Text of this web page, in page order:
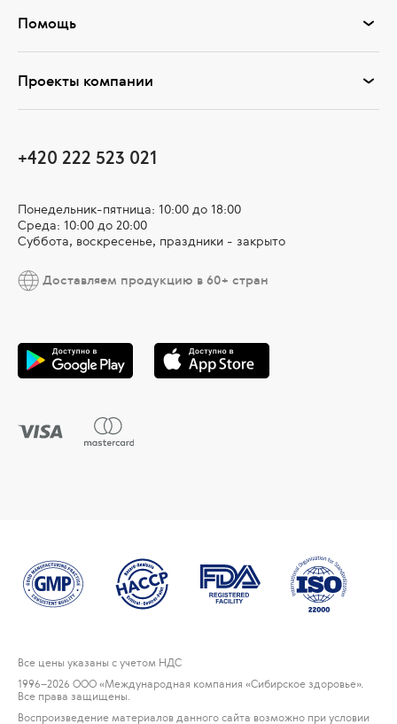
Помощь
Проекты компании
+420 222 523 021
Понедельник-пятница: 10:00 до 18:00
Среда: 10:00 до 20:00
Суббота, воскресенье, праздники - закрыто
Доставляем продукцию в 60+ стран
Все цены указаны с учетом НДС
1996–2026 ООО «Международная компания «Сибирское здоровье».
Все права защищены.
Воспроизведение материалов данного сайта возможно при условии